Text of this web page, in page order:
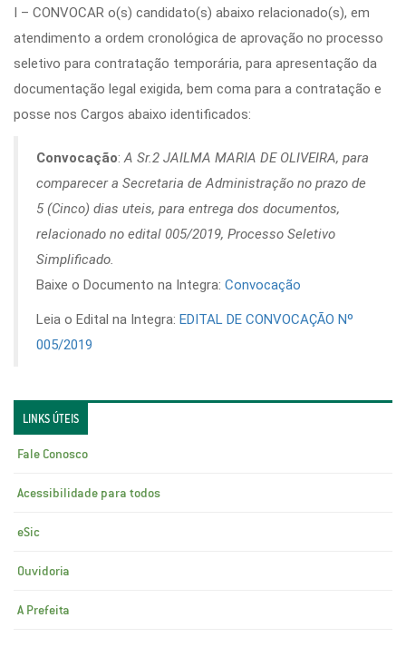
I – CONVOCAR o(s) candidato(s) abaixo relacionado(s), em
atendimento a ordem cronológica de aprovação no processo
seletivo para contratação temporária, para apresentação da
documentação legal exigida, bem coma para a contratação e
posse nos Cargos abaixo identificados:
Convocação:A Sr.2 JAILMA MARIA DE OLIVEIRA, para
comparecer a Secretaria de Administração no prazo de
5 (Cinco) dias uteis, para entrega dos documentos,
relacionado no edital 005/2019, Processo Seletivo
Simplificado.
Baixe o Documento na Integra: Convocação
Leia o Edital na Integra: EDITAL DE CONVOCAÇÃO Nº
005/2019
LINKS ÚTEIS
Fale Conosco
Acessibilidade para todos
eSic
Ouvidoria
A Prefeita